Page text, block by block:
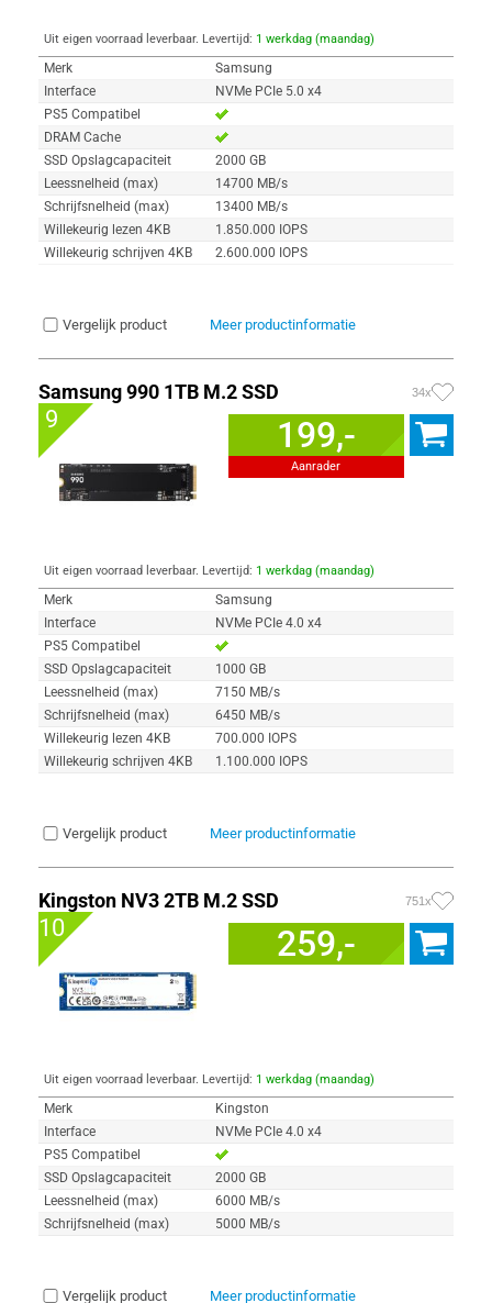
Uit eigen voorraad leverbaar. Levertijd: 1 werkdag (maandag)
Merk
Samsung
Interface
NVMe PCIe 5.0 x4
PS5 Compatibel
DRAM Cache
SSD Opslagcapaciteit
2000 GB
Leessnelheid (max)
14700 MB/s
Schrijfsnelheid (max)
13400 MB/s
Willekeurig lezen 4KB
1.850.000 IOPS
Willekeurig schrijven 4KB
2.600.000 IOPS
Vergelijk product Meer productinformatie
Samsung 990 1TB M.2 SSD 34x
9 199,-
Aanrader
Uit eigen voorraad leverbaar. Levertijd: 1 werkdag (maandag)
Merk
Samsung
Interface
NVMe PCIe 4.0 x4
PS5 Compatibel
SSD Opslagcapaciteit
1000 GB
Leessnelheid (max)
7150 MB/s
Schrijfsnelheid (max)
6450 MB/s
Willekeurig lezen 4KB
700.000 IOPS
Willekeurig schrijven 4KB
1.100.000 IOPS
Vergelijk product Meer productinformatie
Kingston NV3 2TB M.2 SSD 751x
10 259,-
Uit eigen voorraad leverbaar. Levertijd: 1 werkdag (maandag)
Merk
Kingston
Interface
NVMe PCIe 4.0 x4
PS5 Compatibel
SSD Opslagcapaciteit
2000 GB
Leessnelheid (max)
6000 MB/s
Schrijfsnelheid (max)
5000 MB/s
Vergelijk product Meer productinformatie